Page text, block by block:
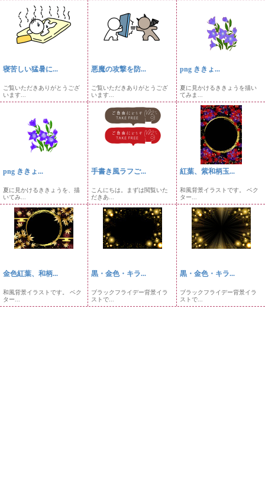
寝苦しい猛暑に...
ご覧いただきありがとうござ
います...
悪魔の攻撃を防...
ご覧いただきありがとうござ
います...
png ききょ...
夏に見かけるききょうを描い
てみま...
png ききょ...
夏に見かけるききょうを、描
いてみ...
手書き風ラフご...
こんにちは。まずは閲覧いた
だきあ...
紅葉、紫和柄玉...
和風背景イラストです。 ベク
ター...
金色紅葉、和柄...
和風背景イラストです。 ベク
ター...
黒・金色・キラ...
ブラックフライデー背景イラ
ストで...
黒・金色・キラ...
ブラックフライデー背景イラ
ストで...